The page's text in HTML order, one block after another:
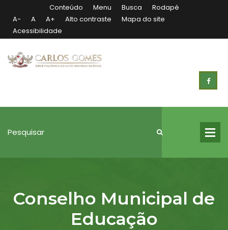
Conteúdo Menu Busca
Rodapé
A−Diminuir
fonte
ATamanho
normal
da
A+ Aumentar
fonte
Alto contraste
Mapa do site
Acessibilidade
Pesquisar
Conselho
de
Educação
Conselho Municipal de
Educação